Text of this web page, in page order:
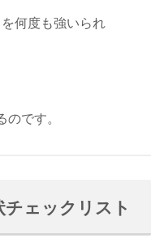
何度も強いられ
です。
チェックリスト